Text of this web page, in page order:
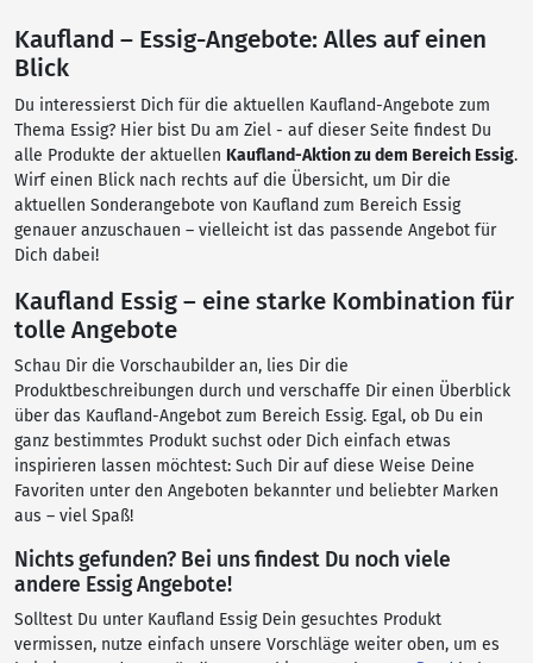
Kaufland – Essig-Angebote: Alles auf einen
Blick
Du interessierst Dich für die aktuellen Kaufland-Angebote zum
Thema Essig? Hier bist Du am Ziel - auf dieser Seite findest Du
alle Produkte der aktuellen Kaufland-Aktion zu dem Bereich Essig.
Wirf einen Blick nach rechts auf die Übersicht, um Dir die
aktuellen Sonderangebote von Kaufland zum Bereich Essig
genauer anzuschauen – vielleicht ist das passende Angebot für
Dich dabei!
Kaufland Essig – eine starke Kombination für
tolle Angebote
Schau Dir die Vorschaubilder an, lies Dir die
Produktbeschreibungen durch und verschaffe Dir einen Überblick
über das Kaufland-Angebot zum Bereich Essig. Egal, ob Du ein
ganz bestimmtes Produkt suchst oder Dich einfach etwas
inspirieren lassen möchtest: Such Dir auf diese Weise Deine
Favoriten unter den Angeboten bekannter und beliebter Marken
aus – viel Spaß!
Nichts gefunden? Bei uns findest Du noch viele
andere Essig Angebote!
Solltest Du unter Kaufland Essig Dein gesuchtes Produkt
vermissen, nutze einfach unsere Vorschläge weiter oben, um es